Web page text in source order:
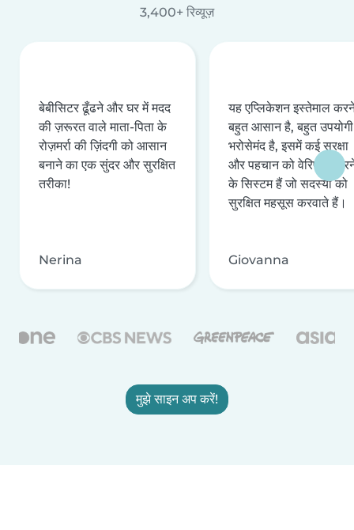
3,400+ रिव्यूज़
बेबीसिटर ढूँढने और घर में मदद
की ज़रूरत वाले माता-पिता के
रोज़मर्रा की ज़िंदगी को आसान
बनाने का एक सुंदर और सुरक्षित
तरीका!
Nerina
यह एप्लिकेशन इस्तेमाल
बहुत आसान है, बहुत
भरोसेमंद है, इसमें कई सुरक्षा
और पहचान को वेरिफ़ाई
के सिस्टम हैं जो सदस्यों को
सुरक्षित महसूस करवाते हैं।
Giovanna
मुझे साइन अप करें!